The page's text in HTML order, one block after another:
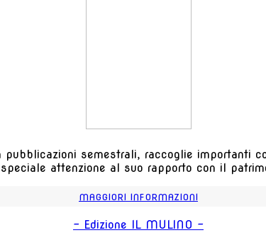
semestrali, raccoglie importanti
attenzione al suo rapporto con il
MAGGIORI INFORMAZIONI
- Edizione IL MULINO -